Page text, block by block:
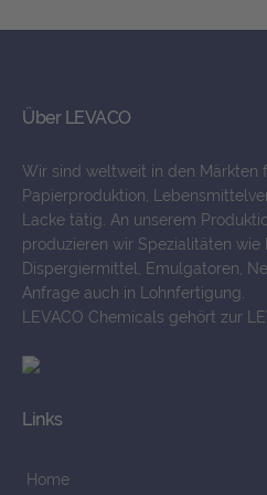
Über LEVACO
Wir sind weltweit in den Märkten
Papierproduktion,
Lacke tätig. An unserem
produzieren wir Spezialitäten wie
Dispergiermittel, Emulgatoren,
Anfrage auch in Lohnfertigung.
LEVACO Chemicals gehört zur
Links
Home